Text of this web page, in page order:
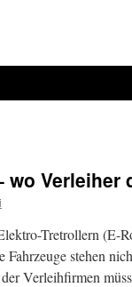
Verleiher
Tretrollern (E-
Fahrzeuge stehen
Verleihfirmen